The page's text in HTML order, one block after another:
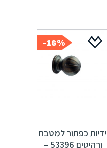
18%-
ידיות כפתור למטבח
ורהיטים 53396 –